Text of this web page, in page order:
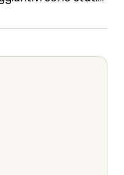
posto su un